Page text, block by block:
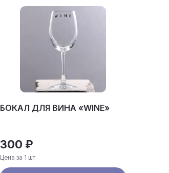
БОКАЛ ДЛЯ ВИНА «WINE»
300 ₽
Цена за 1 шт